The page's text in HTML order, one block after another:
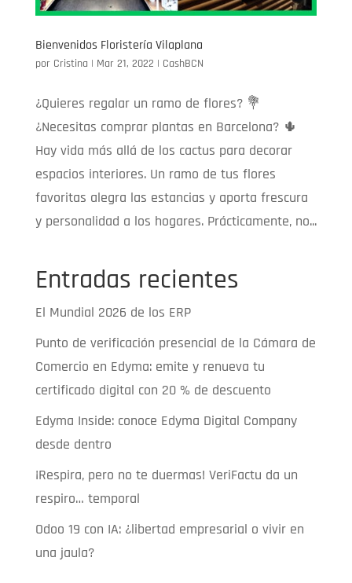
Bienvenidos Floristería Vilaplana
por Cristina | Mar 21, 2022 | CashBCN
¿Quieres regalar un ramo de flores? 💐
¿Necesitas comprar plantas en Barcelona? 🌵
Hay vida más allá de los cactus para decorar
espacios interiores. Un ramo de tus flores
favoritas alegra las estancias y aporta frescura
y personalidad a los hogares. Prácticamente, no...
Entradas recientes
El Mundial 2026 de los ERP
Punto de verificación presencial de la Cámara de
Comercio en Edyma: emite y renueva tu
certificado digital con 20 % de descuento
Edyma Inside: conoce Edyma Digital Company
desde dentro
¡Respira, pero no te duermas! VeriFactu da un
respiro… temporal
Odoo 19 con IA: ¿libertad empresarial o vivir en
una jaula?